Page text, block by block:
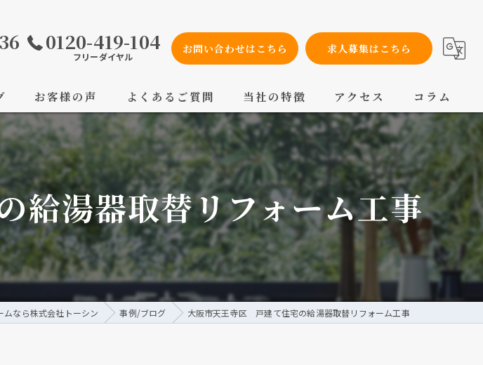
0120-419-104
フリーダイヤル
お問い合わせはこちら 求人募集はこちら
お客様の声 よくあるご質問 当社の特徴
設備工事
内装工事
メンテナンス
配管工事
交換
アクセス コラム
給湯器取替リフォーム工事
なら株式会社トーシン 事例/ブログ 大阪市天王寺区 戸建て住宅の給湯器取替リフォーム工事